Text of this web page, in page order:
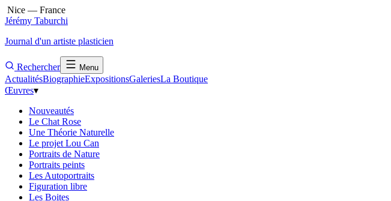
Nice — France
Jérémy Taburchi
Journal d'un artiste plasticien
Rechercher Menu
ActualitésBiographieExpositionsGaleriesLa Boutique
Œuvres▾
Nouveautés
Le Chat Rose
Une Théorie Naturelle
Le projet Lou Can
Portraits de Nature
Portraits peints
Les Autoportraits
Figuration libre
Les Boites